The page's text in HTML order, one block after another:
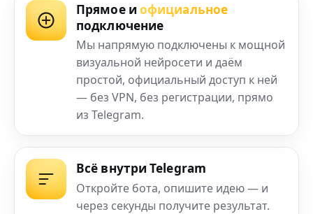
Прямое и официальное
подключение
Мы напрямую подключены к мощной
визуальной нейросети и даём
простой, официальный доступ к ней
— без VPN, без регистрации, прямо
из Telegram.
Всё внутри Telegram
Откройте бота, опишите идею — и
через секунды получите результат.